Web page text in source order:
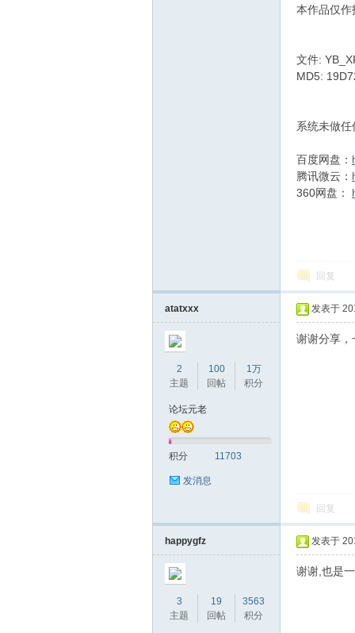
本作品仅作
文件:
MD5:
系统未做
百度网盘：
腾讯微云：
360网盘：
回复
atatxxx
2
主题
100
回帖
1万
积分
论坛元老
积分 11703
发消息
发表于
谢谢分享，
回复
happygfz
3
主题
19
回帖
3563
积分
发表于
谢谢,也是